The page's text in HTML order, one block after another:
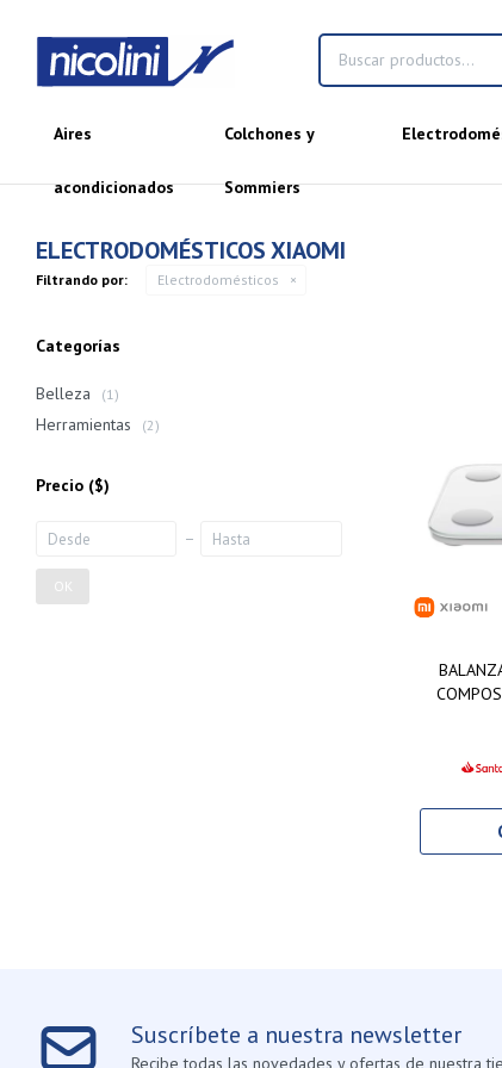
Aires
acondicionados
Colchones y
Sommiers
ELECTRODOMÉSTICOS XIAOMI
Filtrando por:
Electrodomésticos
Categorías
Belleza (1)
Herramientas (2)
Precio ($)
OK
Suscríbete a nuestra newsletter
Recibe todas las novedades y ofertas de nuestra